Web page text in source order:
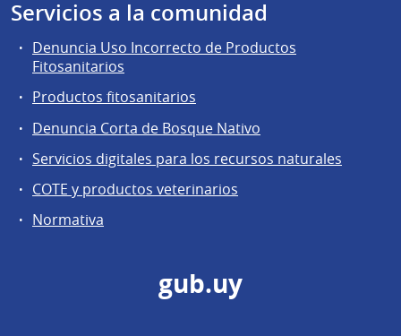
Servicios a la comunidad
Denuncia Uso Incorrecto de Productos
Fitosanitarios
Productos fitosanitarios
Denuncia Corta de Bosque Nativo
Servicios digitales para los recursos naturales
COTE y productos veterinarios
Normativa
gub.uy